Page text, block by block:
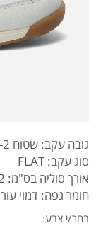
גובה עקב: שטוח 0-2
סוג עקב: FLAT
אורך סוליה בס"מ: 19.2
חומר גפה: דמוי עור
בחר/י צבע: